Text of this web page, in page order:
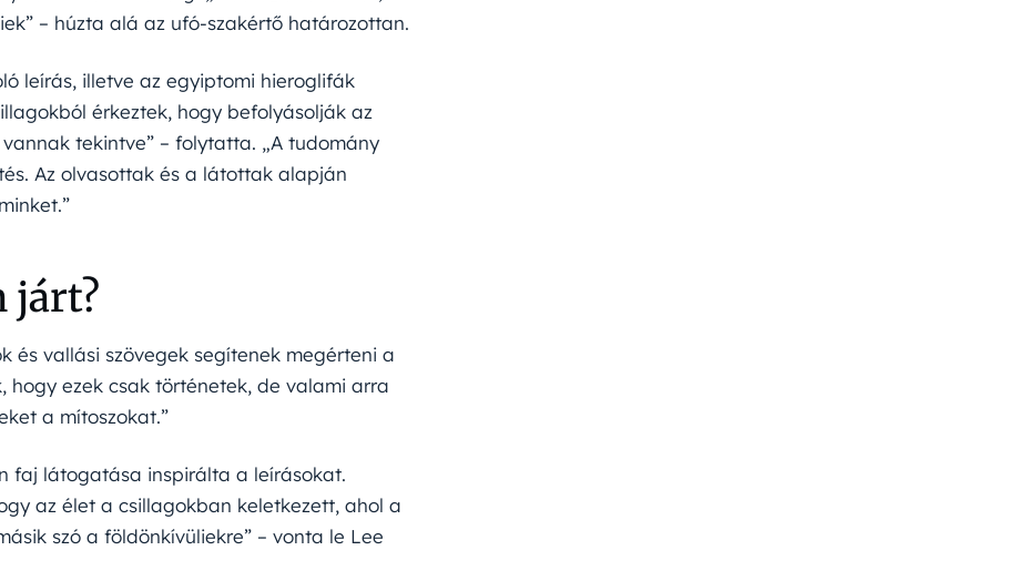
– húzta alá az ufó-szakértő határozottan.
leírás, illetve az egyiptomi hieroglifák
érkeztek, hogy befolyásolják az
tekintve” – folytatta. „A tudomány
Az olvasottak és a látottak alapján
járt?
és vallási szövegek segítenek megérteni a
hogy ezek csak történetek, de valami arra
a mítoszokat.”
faj látogatása inspirálta a leírásokat.
az élet a csillagokban keletkezett, ahol a
szó a földönkívüliekre” – vonta le Lee